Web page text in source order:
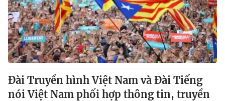
Cơ quan chủ quản:Đài Truyền hình Việt Nam
Cơ quan báo chí:Thời báo VTV
Giấy phép hoạt động báo in và báo điện tử số 483/GP-BTTTT
cấp ngày 29/12/2023
Tổng Biên tập:Vũ Thanh Thủy
Phó Tổng Biên tập:Nguyễn Thị Mỹ Hạnh, Phạm Quốc Thắng,
Nguyễn Trọng Ninh
Đài Truyền hình Việt Nam và Đài Tiếng
nói Việt Nam phối hợp thông tin, truyền